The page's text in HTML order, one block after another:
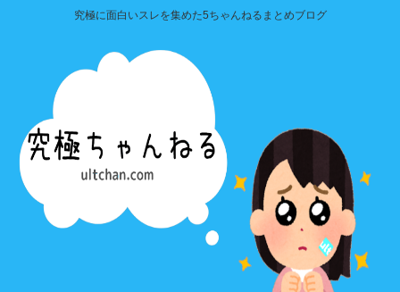
究極に面白いスレを集めた5ちゃんねるまとめブログ